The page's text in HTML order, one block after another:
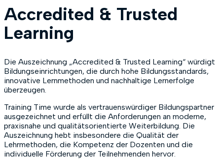
Accredited & Trusted
Learning
Die Auszeichnung „Accredited & Trusted Learning“ würdigt
Bildungseinrichtungen, die durch hohe Bildungsstandards,
innovative Lernmethoden und nachhaltige Lernerfolge
überzeugen.
Training Time wurde als vertrauenswürdiger Bildungspartner
ausgezeichnet und erfüllt die Anforderungen an moderne,
praxisnahe und qualitätsorientierte Weiterbildung. Die
Auszeichnung hebt insbesondere die Qualität der
Lehrmethoden, die Kompetenz der Dozenten und die
individuelle Förderung der Teilnehmenden hervor.